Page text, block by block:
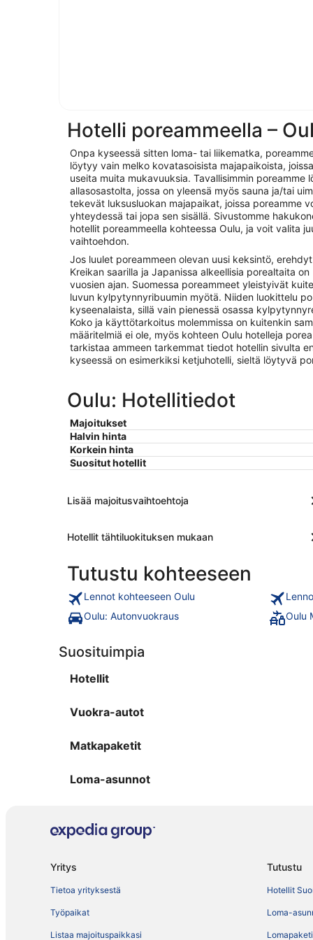
Hotelli poreammeella –
Onpa kyseessä sitten loma- tai liikematka,
löytyy vain melko kovatasoisista majapaikoista,
useita muita mukavuuksia. Tavallisimmin
allasosastolta, jossa on yleensä myös sauna ja/tai
tekevät luksusluokan majapaikat, joissa poreamme
yhteydessä tai jopa sen sisällä. Sivustomme
hotellit poreammeella kohteessa Oulu, ja voit valita
vaihtoehdon.
Jos luulet poreammeen olevan uusi keksintö,
Kreikan saarilla ja Japanissa alkeellisia porealtaita
vuosien ajan. Suomessa poreammeet yleistyivät
luvun kylpytynnyribuumin myötä. Niiden luokittelu
kyseenalaista, sillä vain pienessä osassa
Koko ja käyttötarkoitus molemmissa on kuitenkin
määritelmiä ei ole, myös kohteen Oulu hotelleja
tarkistaa ammeen tarkemmat tiedot hotellin sivulta
kyseessä on esimerkiksi ketjuhotelli, sieltä löytyvä
Oulu: Hotellitiedot
Majoitukset
Halvin hinta
Korkein hinta
Suositut hotellit
Lisää majoitusvaihtoehtoja
Hotellit tähtiluokituksen mukaan
Tutustu kohteeseen
Lennot kohteeseen Oulu
Oulu: Autonvuokraus
Oulu
Suosituimpia
Hotellit
Vuokra-autot
Matkapaketit
Loma-asunnot
Yritys
Tietoa yrityksestä
Työpaikat
Listaa majoituspaikkasi
Tutustu
Hotellit
Loma-